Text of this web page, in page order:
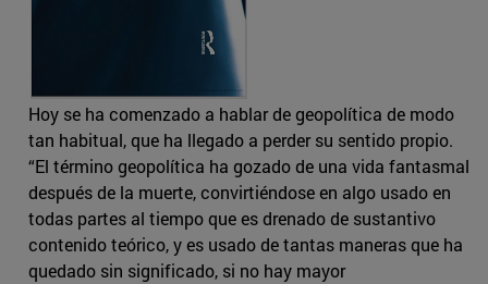
Hoy se ha comenzado a hablar de geopolítica de modo
tan habitual, que ha llegado a perder su sentido propio.
“El término geopolítica ha gozado de una vida fantasmal
después de la muerte, convirtiéndose en algo usado en
todas partes al tiempo que es drenado de sustantivo
contenido teórico, y es usado de tantas maneras que ha
quedado sin significado, si no hay mayor